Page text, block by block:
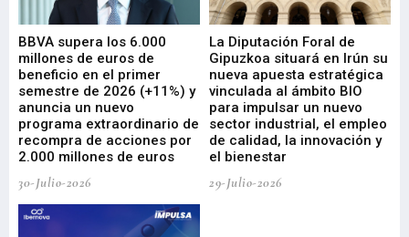
BBVA supera los 6.000
millones de euros de
beneficio en el primer
semestre de 2026 (+11%) y
anuncia un nuevo
programa extraordinario de
recompra de acciones por
2.000 millones de euros
30-Julio-2026
La Diputación Foral de
Gipuzkoa situará en Irún su
nueva apuesta estratégica
vinculada al ámbito BIO
para impulsar un nuevo
sector industrial, el empleo
de calidad, la innovación y
el bienestar
29-Julio-2026